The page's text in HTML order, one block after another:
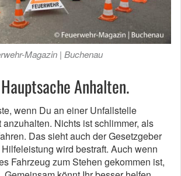
Magazin | Buchenau
Anhalten.
wenn Du an einer Unfallstelle
Nichts ist schlimmer, als
Das sieht auch der Gesetzgeber
wird bestraft. Auch wenn
Fahrzeug zum Stehen gekommen ist,